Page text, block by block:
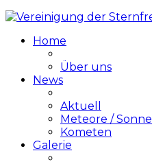
Home
Über uns
News
Aktuell
Meteore / Sonne
Kometen
Galerie